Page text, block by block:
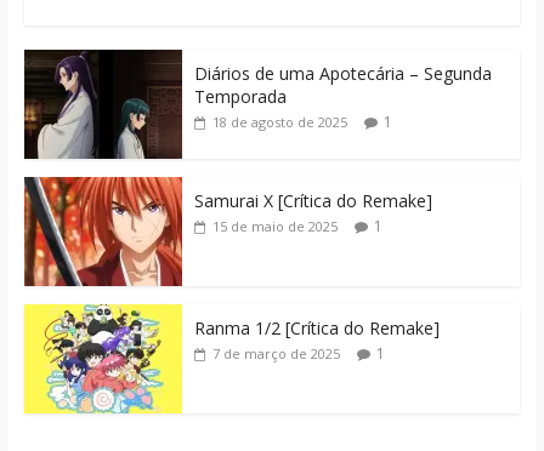
Diários de uma Apotecária – Segunda
Temporada
18 de agosto de 2025 1
Samurai X [Crítica do Remake]
15 de maio de 2025 1
Ranma 1/2 [Crítica do Remake]
7 de março de 2025 1